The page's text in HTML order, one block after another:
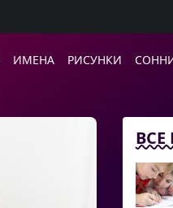
ИМЕНА РИСУНКИ
ВСЕ